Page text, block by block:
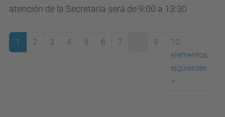
atención de la Secretaría será de 9:00 a 13:30
1 2 3 4 5 6 7 ... 9
10
elementos
siguientes
>